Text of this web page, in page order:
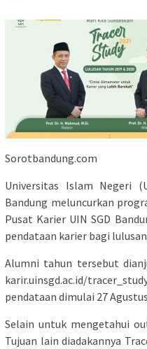
Sorotbandung.com
Universitas Islam Negeri
Bandung meluncurkan
Pusat Karier UIN SGD
pendataan karier bagi lulusan
Alumni tahun tersebut
karir.uinsgd.ac.id/
pendataan dimulai 27
Selain untuk mengetahui
Tujuan lain diadakannya